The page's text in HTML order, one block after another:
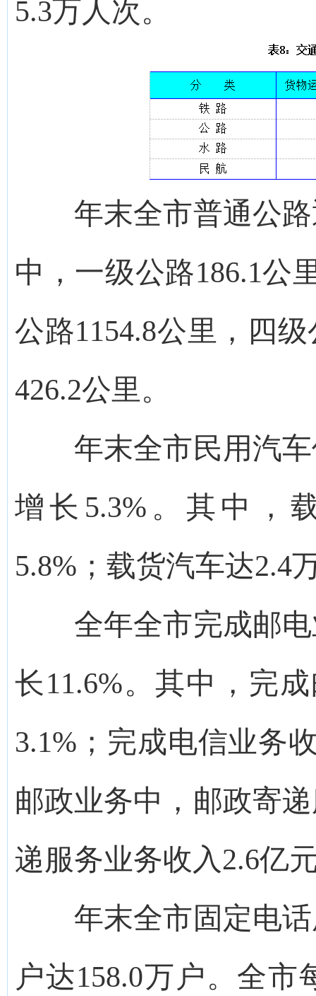
5.3万人次。
年末全市普通公路
中，一级公路186.1公
公路1154.8公里，四
426.2公里。
年末全市民用汽车
增长5.3%。其中，
5.8%；载货汽车达2.4
全年全市完成邮电
长11.6%。其中，完
3.1%；完成电信业务
邮政业务中，邮政寄
递服务业务收入2.6亿
年末全市固定电话
户达158.0万户。全